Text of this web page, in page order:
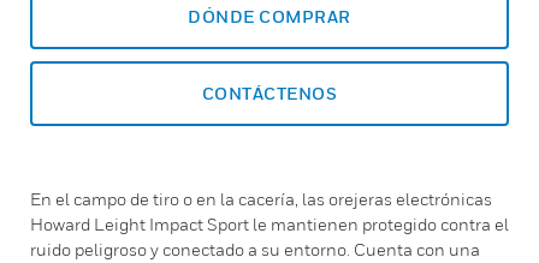
DÓNDE COMPRAR
CONTÁCTENOS
En el campo de tiro o en la cacería, las orejeras electrónicas
Howard Leight Impact Sport le mantienen protegido contra el
ruido peligroso y conectado a su entorno. Cuenta con una